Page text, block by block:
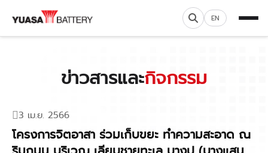
EN
ข่าวสารและกิจกรรม
3 เม.ย. 2566
โครงการจิตอาสา ร่วมเก็บขยะ ทำความสะอาด ณ